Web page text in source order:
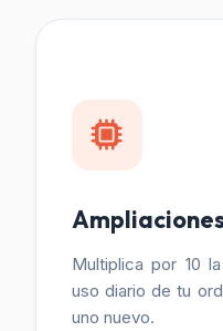
Ampliaciones
Multiplica por 10
uso diario de tu
uno nuevo.